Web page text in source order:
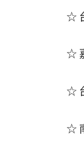
☆
☆
☆
☆